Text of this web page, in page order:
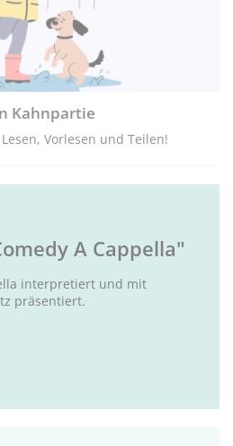
Kahnpartie
Vorlesen und Teilen!
A Cappella"
interpretiert und mit
präsentiert.